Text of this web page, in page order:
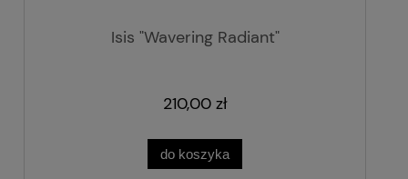
Isis "Wavering Radiant"
210,00 zł
do koszyka